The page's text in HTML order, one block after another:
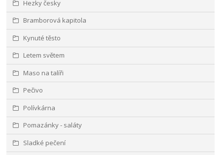
Hezky česky
Bramborová kapitola
Kynuté těsto
Letem světem
Maso na talíři
Pečivo
Polívkárna
Pomazánky - saláty
Sladké pečení